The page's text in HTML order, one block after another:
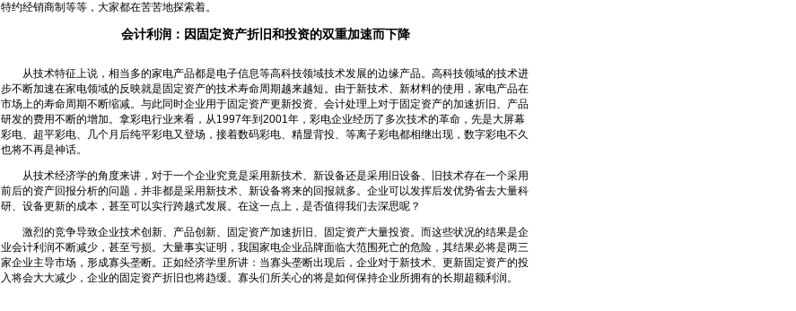
特约经销商制等等，大家都在苦苦地探索着。
会计利润：因固定资产折旧和投资的双重加速而下降
从技术特征上说，相当多的家电产品都是电子信息等高科技领域技术发展的边缘产品。高科技领域的技术进
步不断加速在家电领域的反映就是固定资产的技术寿命周期越来越短。由于新技术、新材料的使用，家电产品在
市场上的寿命周期不断缩减。与此同时企业用于固定资产更新投资、会计处理上对于固定资产的加速折旧、产品
研发的费用不断的增加。拿彩电行业来看，从1997年到2001年，彩电企业经历了多次技术的革命，先是大屏幕
彩电、超平彩电、几个月后纯平彩电又登场，接着数码彩电、精显背投、等离子彩电都相继出现，数字彩电不久
也将不再是神话。
从技术经济学的角度来讲，对于一个企业究竟是采用新技术、新设备还是采用旧设备、旧技术存在一个采用
前后的资产回报分析的问题，并非都是采用新技术、新设备将来的回报就多。企业可以发挥后发优势省去大量科
研、设备更新的成本，甚至可以实行跨越式发展。在这一点上，是否值得我们去深思呢？
激烈的竞争导致企业技术创新、产品创新、固定资产加速折旧、固定资产大量投资。而这些状况的结果是企
业会计利润不断减少，甚至亏损。大量事实证明，我国家电企业品牌面临大范围死亡的危险，其结果必将是两三
家企业主导市场，形成寡头垄断。正如经济学里所讲：当寡头垄断出现后，企业对于新技术、更新固定资产的投
入将会大大减少，企业的固定资产折旧也将趋缓。寡头们所关心的将是如何保持企业所拥有的长期超额利润。